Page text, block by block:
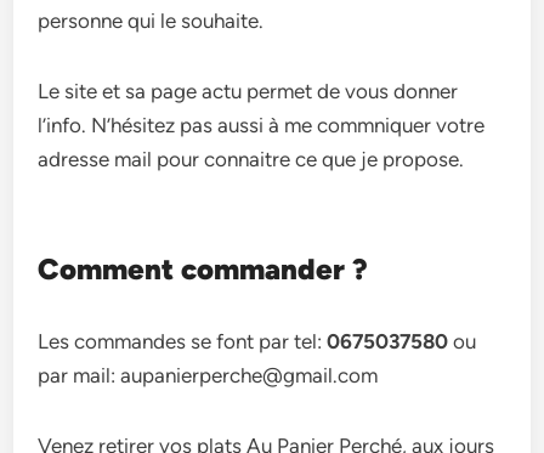
personne qui le souhaite.
Le site et sa page actu permet de vous donner
l’info. N’hésitez pas aussi à me commniquer votre
adresse mail pour connaitre ce que je propose.
Comment commander ?
Les commandes se font par tel:0675037580 ou
par mail: aupanierperche@gmail.com
Venez retirer vos plats Au Panier Perché, aux jours